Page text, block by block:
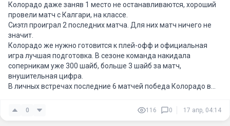
Колорадо даже заняв 1 место не останавливаются, хороший
провели матч с Калгари, на классе.
Сиэтл проиграл 2 последних матча. Для них матч ничего не
значит.
Колорадо же нужно готовится к плей-офф и официальная
игра лучшая подготовка. В сезоне команда накидала
соперникам уже 300 шайб, больше 3 шайб за матч,
внушительная цифра.
В личных встречах последние 6 матчей победа Колорадо в
0 116 0 17 апр, 04:14